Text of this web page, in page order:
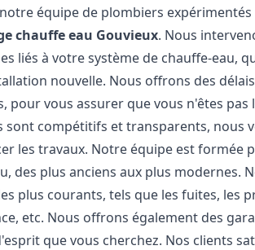
équipe de plombiers expérimentés
chauffe eau Gouvieux. Nous
liés à votre système de chauffe-eau,
nouvelle. Nous offrons des
pour vous assurer que vous n'êtes pas
compétitifs et transparents, nous
les travaux. Notre équipe est formée
des plus anciens aux plus modernes.
plus courants, tels que les fuites, les
etc. Nous offrons également des
que vous cherchez. Nos clients